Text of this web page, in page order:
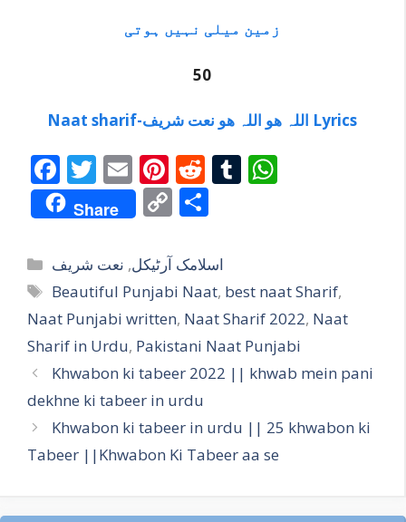
زمین میلی نہیں ہوتی
50
Naat sharif-اللہ ھو اللہ ھو نعت شریف Lyrics
F
ac
e
b
o
o
k
T
w
itt
er
E
m
ai
Pi
nt
er
e
st
R
e
d
di
t
T
r A
p
p
Share C
p
y
Li
n
k
ar
e
Categories اسلامک آرٹیکل, نعت شریف
Tags
Beautiful Punjabi Naat, best naat Sharif,
Naat Punjabi written, Naat Sharif 2022, Naat
Sharif in Urdu, Pakistani Naat Punjabi
Khwabon ki tabeer 2022 || khwab mein pani
dekhne ki tabeer in urdu
Khwabon ki tabeer in urdu || 25 khwabon ki
Tabeer ||Khwabon Ki Tabeer aa se